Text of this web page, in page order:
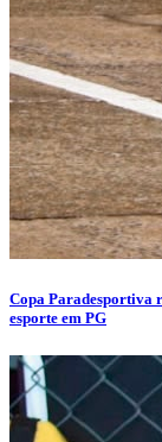
Copa Paradesportiva
esporte em PG